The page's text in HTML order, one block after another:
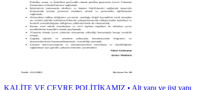
KALİTE VE ÇEVRE POLİTİKAMIZ • Alt yapı ve üst yapı